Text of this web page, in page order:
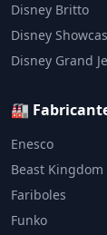
Disney Britto
Disney
Disney Grand
🏭
Enesco
Beast Kingdom
Fariboles
Funko